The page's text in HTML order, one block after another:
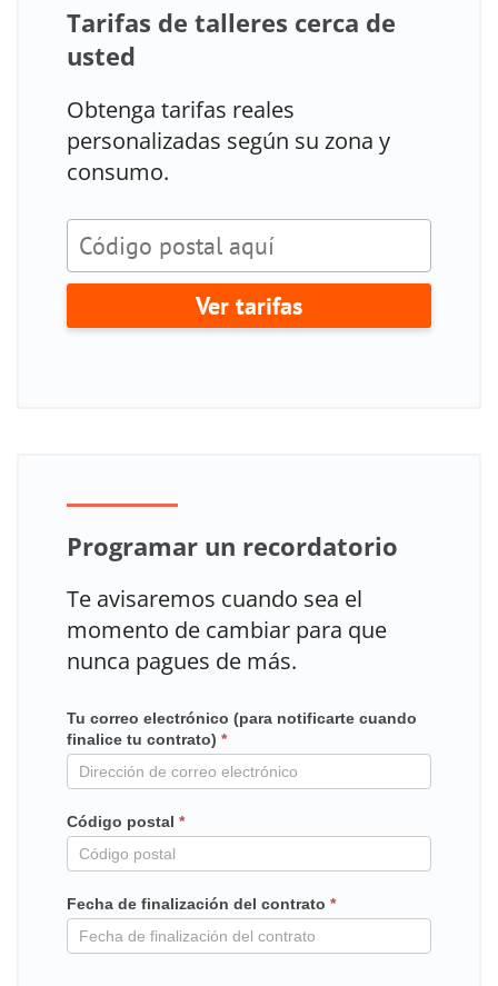
Tarifas de talleres cerca de
usted
Obtenga tarifas reales
personalizadas según su zona y
consumo.
Ver tarifas
Programar un recordatorio
Te avisaremos cuando sea el
momento de cambiar para que
nunca pagues de más.
Mailchimp
en
contrato
Tu correo electrónico (para notificarte cuando
finalice tu contrato) *
Código postal *
Fecha de finalización del contrato *